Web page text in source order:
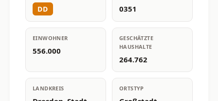
DD 0351
EINWOHNER
556.000
GESCHÄTZTE
HAUSHALTE
264.762
LANDKREIS ORTSTYP